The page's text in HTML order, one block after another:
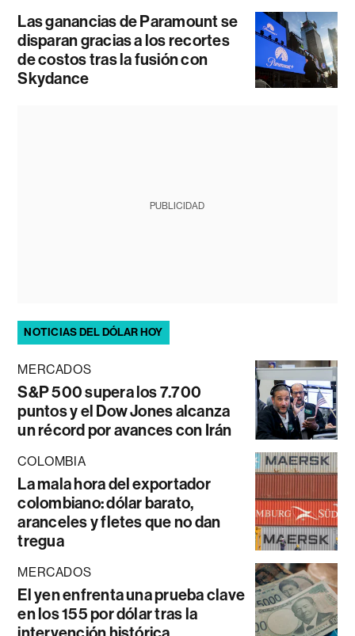
Las ganancias de Paramount se
disparan gracias a los recortes
de costos tras la fusión con
Skydance
PUBLICIDAD
NOTICIAS DEL DÓLAR HOY
MERCADOS
S&P 500 supera los 7.700
puntos y el Dow Jones alcanza
un récord por avances con Irán
COLOMBIA
La mala hora del exportador
colombiano: dólar barato,
aranceles y fletes que no dan
tregua
MERCADOS
El yen enfrenta una prueba clave
en los 155 por dólar tras la